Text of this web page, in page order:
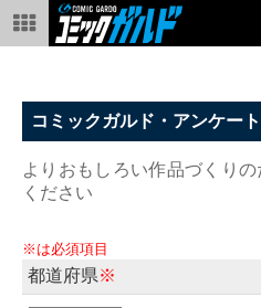
コミックガルド・アンケート
よりおもしろい作品づくり
ください
※は必須項目
都道府県※